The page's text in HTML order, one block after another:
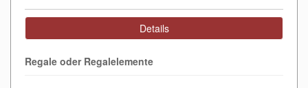
Details
Regale oder Regalelemente